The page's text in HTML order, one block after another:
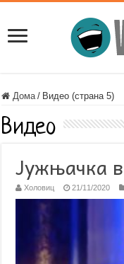
Дома / Видео (страна 5)
Видео
Јужњачка
Холовиц 21/11/2020